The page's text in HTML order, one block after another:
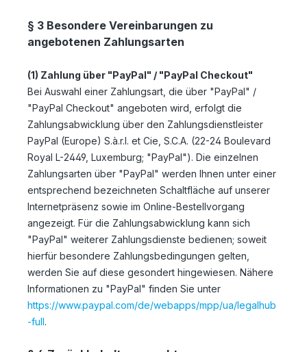
§ 3 Besondere Vereinbarungen zu
angebotenen Zahlungsarten
(1) Zahlung über "PayPal" / "PayPal Checkout"
Bei Auswahl einer Zahlungsart, die über "PayPal" /
"PayPal Checkout" angeboten wird, erfolgt die
Zahlungsabwicklung über den Zahlungsdienstleister
PayPal (Europe) S.à.r.l. et Cie, S.C.A. (22-24 Boulevard
Royal L-2449, Luxemburg; "PayPal"). Die einzelnen
Zahlungsarten über "PayPal" werden Ihnen unter einer
entsprechend bezeichneten Schaltfläche auf unserer
Internetpräsenz sowie im Online-Bestellvorgang
angezeigt. Für die Zahlungsabwicklung kann sich
"PayPal" weiterer Zahlungsdienste bedienen; soweit
hierfür besondere Zahlungsbedingungen gelten,
werden Sie auf diese gesondert hingewiesen. Nähere
Informationen zu "PayPal" finden Sie unter
https://www.paypal.com/de/webapps/mpp/ua/legalhub
-full.